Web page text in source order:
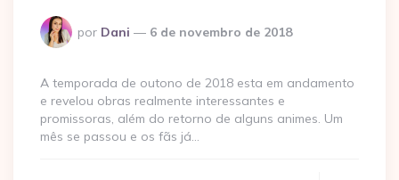
Postado
por
por Dani 6 de novembro de 2018
A temporada de outono de 2018 esta em andamento
e revelou obras realmente interessantes e
promissoras, além do retorno de alguns animes. Um
mês se passou e os fãs já…